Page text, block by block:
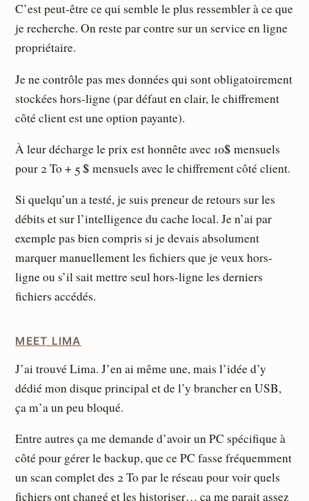
C’est peut-être ce qui semble le plus ressembler à ce que
je recherche. On reste par contre sur un service en ligne
propriétaire.
Je ne contrôle pas mes données qui sont obligatoirement
stockées hors-ligne (par défaut en clair, le chiffrement
côté client est une option payante).
À leur décharge le prix est honnête avec 10$ mensuels
pour 2 To + 5 $ mensuels avec le chiffrement côté client.
Si quelqu’un a testé, je suis preneur de retours sur les
débits et sur l’intelligence du cache local. Je n’ai par
exemple pas bien compris si je devais absolument
marquer manuellement les fichiers que je veux hors-
ligne ou s’il sait mettre seul hors-ligne les derniers
fichiers accédés.
MEET LIMA
J’ai trouvé Lima. J’en ai même une, mais l’idée d’y
dédié mon disque principal et de l’y brancher en USB,
ça m’a un peu bloqué.
Entre autres ça me demande d’avoir un PC spécifique à
côté pour gérer le backup, que ce PC fasse fréquemment
un scan complet des 2 To par le réseau pour voir quels
fichiers ont changé et les historiser… ça me parait assez